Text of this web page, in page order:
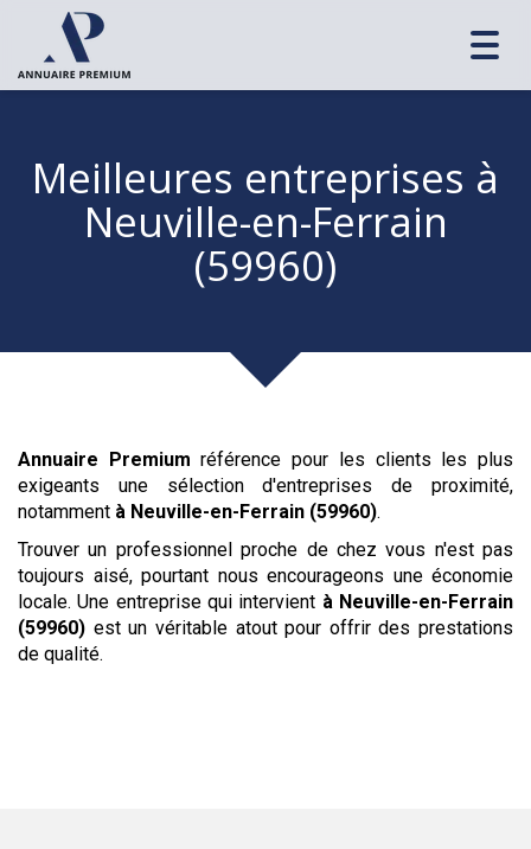
Meilleures entreprises à
Neuville-en-Ferrain
(59960)
Annuaire Premium référence pour les clients les plus
exigeants une sélection d'entreprises de proximité,
notamment à Neuville-en-Ferrain (59960).
Trouver un professionnel proche de chez vous n'est pas
toujours aisé, pourtant nous encourageons une économie
locale. Une entreprise qui intervient à Neuville-en-Ferrain
(59960) est un véritable atout pour offrir des prestations
de qualité.